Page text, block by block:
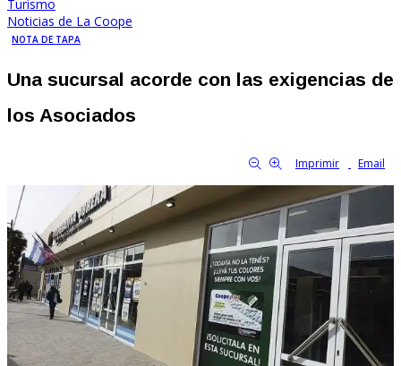
Turismo
Noticias de La Coope
NOTA DE TAPA
Una sucursal acorde con las exigencias de
los Asociados
Imprimir Email